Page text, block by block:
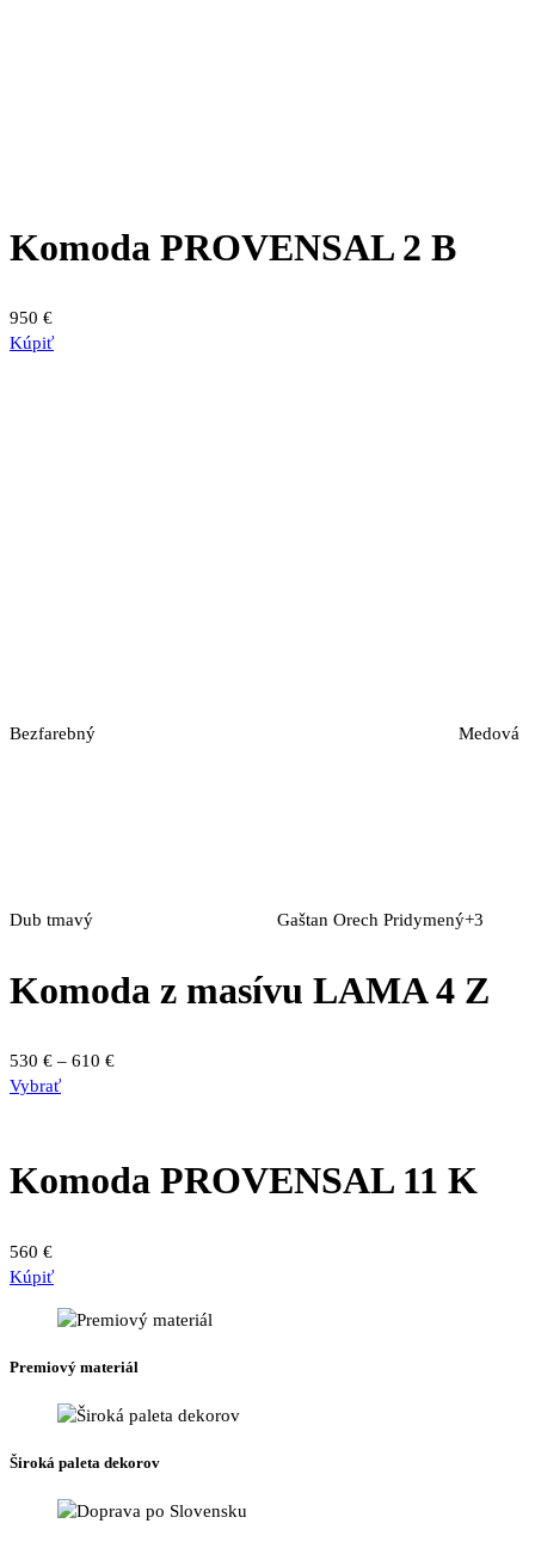
Komoda PROVENSAL 2 B
950 €
Kúpiť
Bezfarebný Medová
Dub tmavý Gaštan Orech Pridymený+3
Komoda z masívu LAMA 4 Z
530 € – 610 €Price
VybraťTento
variantov.
na
produktu.
Komoda PROVENSAL 11 K
560 €
Kúpiť
Premiový materiál
Široká paleta dekorov